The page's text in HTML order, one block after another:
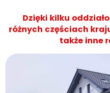
Dzięki kilku
różnych częściach
także inne